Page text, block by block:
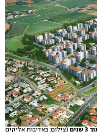
(צילום: באדיבות אליקים